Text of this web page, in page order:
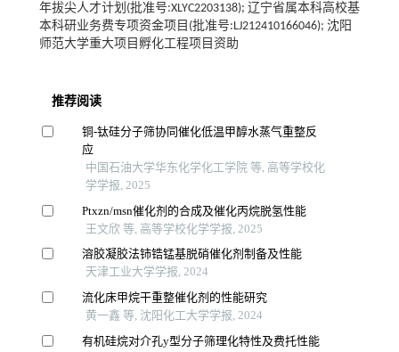
年拔尖人才计划(批准号:XLYC2203138); 辽宁省属本科高校基
本科研业务费专项资金项目(批准号:LJ212410166046); 沈阳
师范大学重大项目孵化工程项目资助